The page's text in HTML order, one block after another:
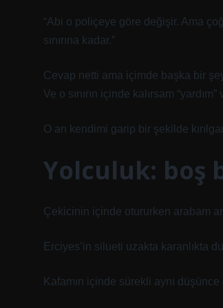
“Abi o poliçeye göre değişir. Ama
sınırına kadar.”
Cevap netti ama içimde başka bir
Ve o sınırın içinde kalırsam
O an kendimi garip bir şekilde
Yolculuk: boş
Çekicinin içinde otururken arabam
Erciyes’in silueti uzakta karanlıkta
Kafamın içinde sürekli aynı